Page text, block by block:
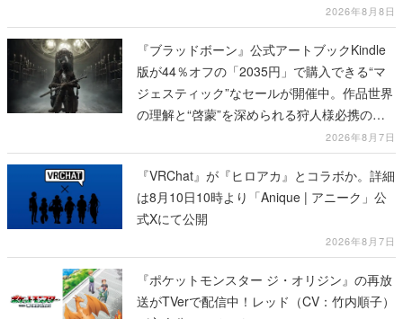
2026年8月8日
『ブラッドボーン』公式アートブックKindle
版が44％オフの「2035円」で購入できる“マ
ジェスティック”なセールが開催中。作品世界
の理解と“啓蒙”を深められる狩人様必携の一
2026年8月7日
『VRChat』が『ヒロアカ』とコラボか。詳細
は8月10日10時より「Anique | アニーク」公
式Xにて公開
2026年8月7日
『ポケットモンスター ジ・オリジン』の再放
送がTVerで配信中！レッド（CV：竹内順子）